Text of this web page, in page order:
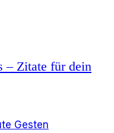
– Zitate für dein